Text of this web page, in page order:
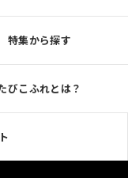
特集から探す
びこふれとは？